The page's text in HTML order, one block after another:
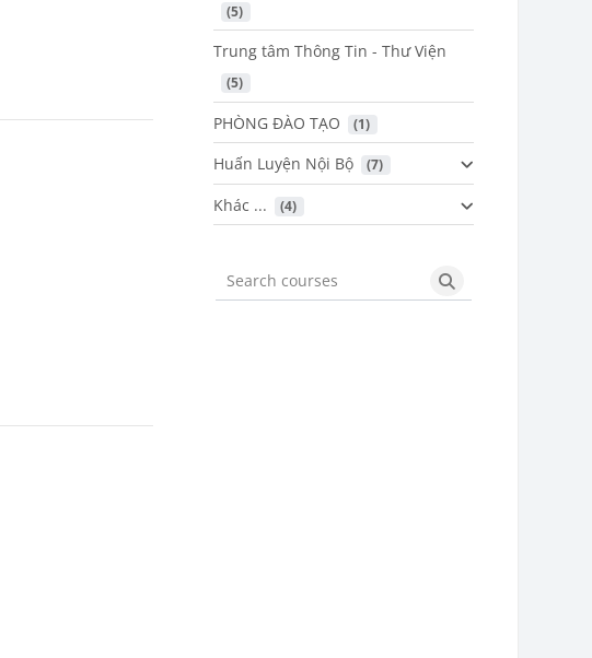
(5)
Trung tâm Thông Tin - Thư Viện
(5)
PHÒNG ĐÀO TẠO (1)
Huấn Luyện Nội Bộ (7)
Khác ... (4)
Search courses Search courses